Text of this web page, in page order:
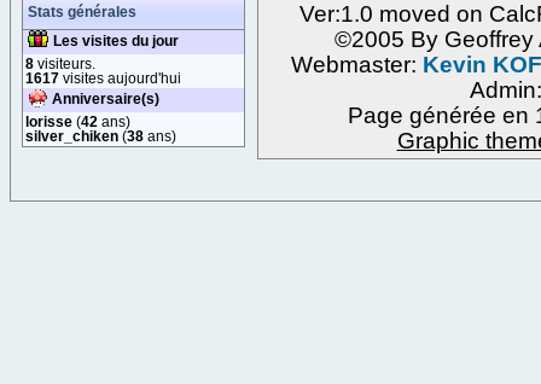
Stats générales
Les visites du jour
8 visiteurs.
1617 visites aujourd'hui
Anniversaire(s)
lorisse (42 ans)
silver_chiken (38 ans)
Ver:1.0 moved on
©2005 By Geoffrey
Webmaster: Kevin
Page générée en
Graphic